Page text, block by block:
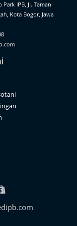
Park IPB, Jl. Taman
Kota Bogor, Jawa